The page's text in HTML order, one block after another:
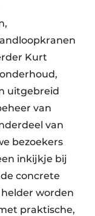
Kurt
uitgebreid
van
van
bezoekers
inkijkje bij
concrete
worden
praktische,